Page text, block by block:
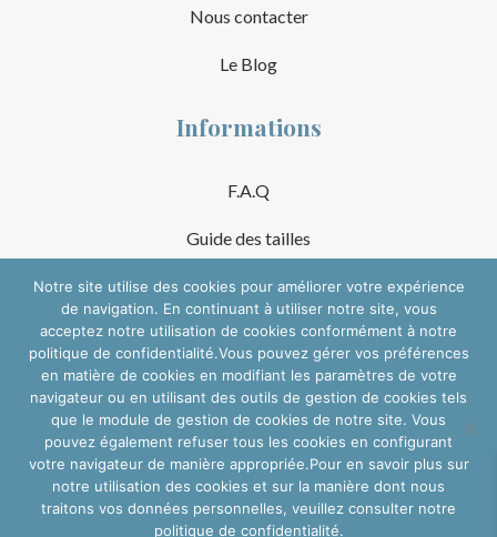
Nous contacter
Le Blog
Informations
F.A.Q
Guide des tailles
Mentions Légales
Conditions Générales de Vente
Suivre sur les réseaux
Notre site utilise des cookies pour améliorer votre expérience
de navigation. En continuant à utiliser notre site, vous
acceptez notre utilisation de cookies conformément à notre
politique de confidentialité.Vous pouvez gérer vos préférences
en matière de cookies en modifiant les paramètres de votre
navigateur ou en utilisant des outils de gestion de cookies tels
que le module de gestion de cookies de notre site. Vous
pouvez également refuser tous les cookies en configurant
votre navigateur de manière appropriée.Pour en savoir plus sur
notre utilisation des cookies et sur la manière dont nous
traitons vos données personnelles, veuillez consulter notre
politique de confidentialité.